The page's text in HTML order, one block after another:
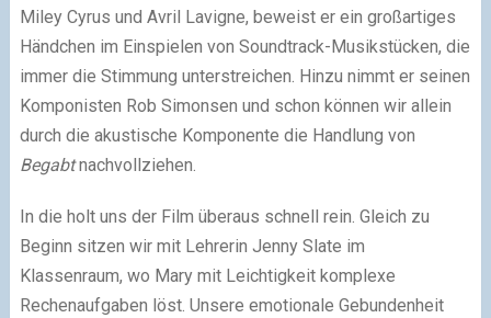
Miley Cyrus und Avril Lavigne, beweist er ein großartiges
Händchen im Einspielen von Soundtrack-Musikstücken, die
immer die Stimmung unterstreichen. Hinzu nimmt er seinen
Komponisten Rob Simonsen und schon können wir allein
durch die akustische Komponente die Handlung von
Begabtnachvollziehen.
In die holt uns der Film überaus schnell rein. Gleich zu
Beginn sitzen wir mit Lehrerin Jenny Slate im
Klassenraum, wo Mary mit Leichtigkeit komplexe
Rechenaufgaben löst. Unsere emotionale Gebundenheit